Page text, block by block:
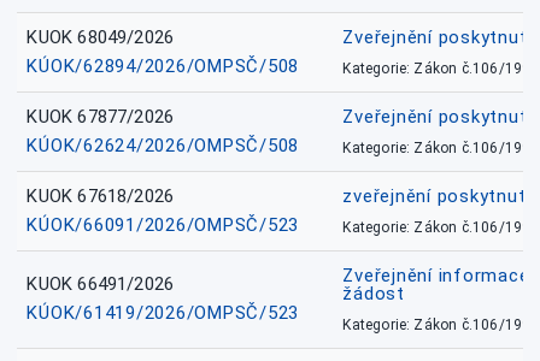
KUOK 68049/2026
KÚOK/62894/2026/OMPSČ/508
Zveřejnění
Kategorie: Zákon č.106/1999
KUOK 67877/2026
KÚOK/62624/2026/OMPSČ/508
Zveřejnění
Kategorie: Zákon č.106/1999
KUOK 67618/2026
KÚOK/66091/2026/OMPSČ/523
zveřejnění
Kategorie: Zákon č.106/1999
KUOK 66491/2026
KÚOK/61419/2026/OMPSČ/523
Zveřejnění informace
žádost
Kategorie: Zákon č.106/1999